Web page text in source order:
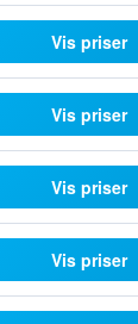
Vis priser
Vis priser
Vis priser
Vis priser